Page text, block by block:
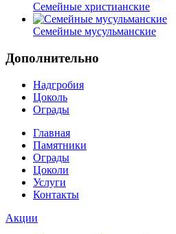
Семейные христианские
Семейные мусульманские
Дополнительно
Надгробия
Цоколь
Ограды
Главная
Памятники
Ограды
Цоколи
Услуги
Контакты
Акции